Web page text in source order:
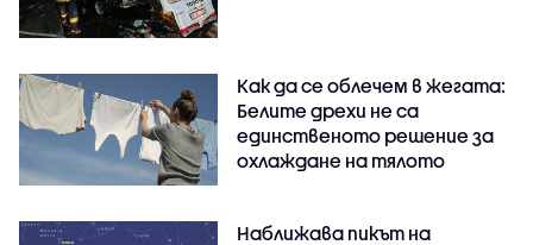
Как да се облечем в жегата:
Белите дрехи не са
единственото решение за
охлаждане на тялото
Наближава пикът на